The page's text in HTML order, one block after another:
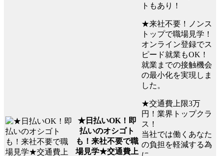
★日払いOK！即
払いのオシゴト
も！来社不要で職
場見学★交通費上
トもあり！
★来社不要！ノンス
トップで職場見学！
オンライン登録でス
ピード就業もOK！
就業までの接触機会
の最小化を実現しま
した。
★交通費上限3万
円！業界トップクラ
ス！
当社では働くあなた
の負担を軽減する為